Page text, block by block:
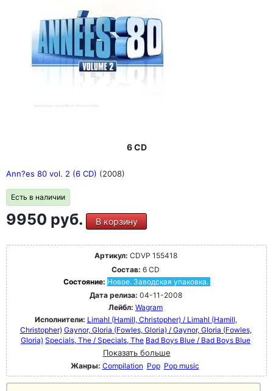
6 CD
Ann?es 80 vol. 2 (6 CD) (2008)
Есть в наличии
9950 руб. В корзину
Артикул: CDVP 155418
Состав: 6 CD
Состояние: Новое. Заводская упаковка.
Дата релиза: 04-11-2008
Лейбл: Wagram
Исполнители: Limahl (Hamill, Christopher) / Limahl (Hamill,
Christopher) Gaynor, GIoria (Fowles, Gloria) / Gaynor, GIoria (Fowles,
Gloria) Specials, The / Specials, The Bad Boys Blue / Bad Boys Blue
Показать больше
Жанры: Compilation Pop Pop music